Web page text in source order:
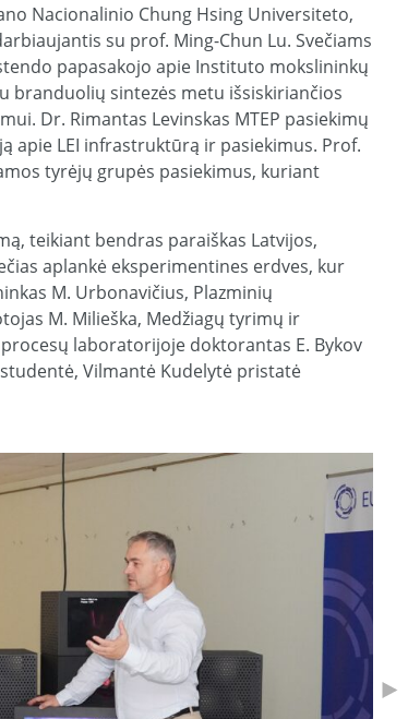
Nacionalinio Chung Hsing Universiteto,
su prof. Ming-Chun Lu. Svečiams
papasakojo apie Instituto mokslininkų
branduolių sintezės metu išsiskiriančios
Dr. Rimantas Levinskas MTEP pasiekimų
apie LEI infrastruktūrą ir pasiekimus. Prof.
tyrėjų grupės pasiekimus, kuriant
teikiant bendras paraiškas Latvijos,
aplankė eksperimentines erdves, kur
M. Urbonavičius, Plazminių
M. Milieška, Medžiagų tyrimų ir
laboratorijoje doktorantas E. Bykov
Vilmantė Kudelytė pristatė